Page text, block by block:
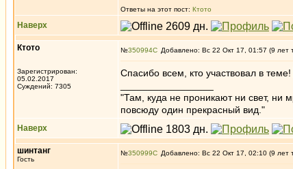
Ответы на этот пост: Ктото
Наверх
Ктото
Зарегистрирован:
05.02.2017
Суждений: 7305
№350994 Добавлено: Вс 22 Окт 17, 01:57 (9 лет
Спасибо всем, кто участвовал в теме!
"Там, куда не проникают ни свет, ни
повсюду один прекрасный вид."
Наверх
шинтанг
Гость
№350999 Добавлено: Вс 22 Окт 17, 02:10 (9 лет